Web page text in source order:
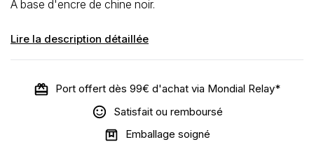
A base d'encre de chine noir.
Lire la description détaillée
Port offert dès 99€ d'achat via Mondial Relay*
Satisfait ou remboursé
Emballage soigné